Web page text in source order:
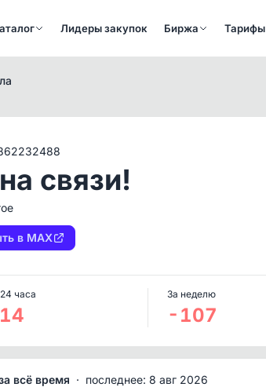
Лидеры закупок Биржа Тарифы
связи!
в MAX
часа За неделю
-107
всё время · последнее: 8 авг 2026